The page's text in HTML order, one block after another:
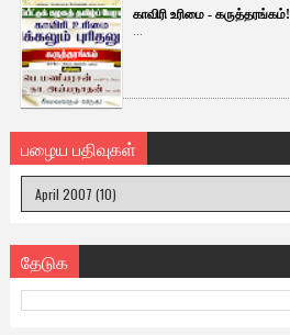
காவிரி உரிமை - கருத்தரங்கம்!
...
பழைய பதிவுகள்
தேடுக